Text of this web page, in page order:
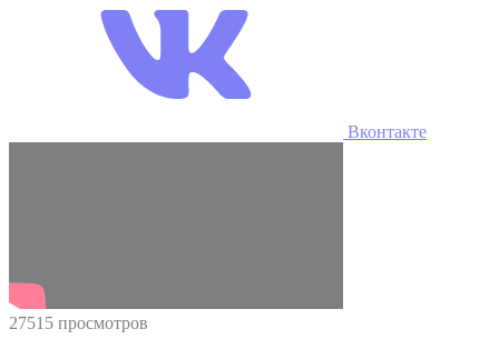
Вконтакте
27515 просмотров